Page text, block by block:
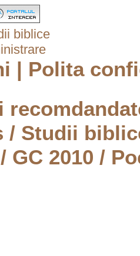
biblice
| Polita
/ Studii
GC 2010 /